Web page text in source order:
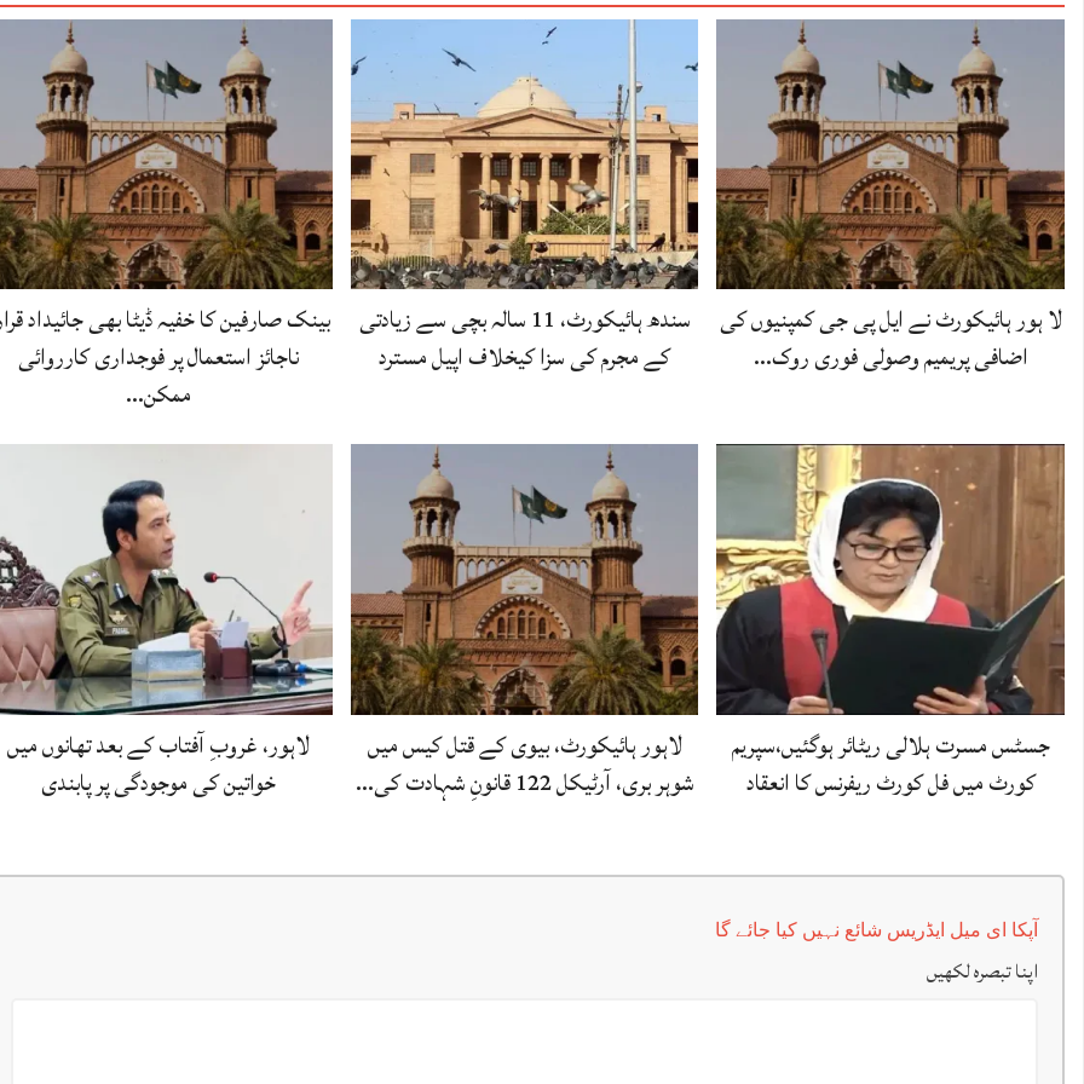
لا ہور ہائیکورٹ نے ایل پی جی کمپنیوں کی
اضافی پریمیم وصولی فوری روک…
سندھ ہائیکورٹ، 11 سالہ بچی سے زیادتی
کے مجرم کی سزا کیخلاف اپیل مسترد
بینک صارفین کا خفیہ ڈیٹا بھی جائیداد
ناجائز استعمال پر فوجداری کارروائی
ممکن…
جسٹس مسرت ہلالی ریٹائر ہوگئیں،سپریم
کورٹ میں فل کورٹ ریفرنس کا انعقاد
لاہور ہائیکورٹ، بیوی کے قتل کیس میں
شوہر بری، آرٹیکل 122 قانونِ شہادت کی…
لاہور، غروبِ آفتاب کے بعد تھانوں میں
خواتین کی موجودگی پر پابندی
آپکا ای میل ایڈریس شائع نہیں کیا جائے گا
اپنا تبصرہ لکھیں